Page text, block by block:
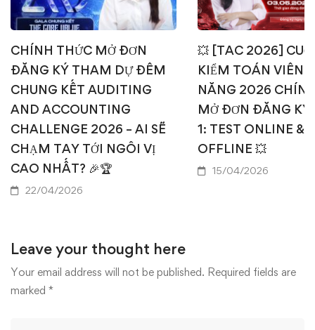
CHÍNH THỨC MỞ ĐƠN
ĐĂNG KÝ THAM DỰ ĐÊM
CHUNG KẾT AUDITING
AND ACCOUNTING
CHALLENGE 2026 – AI SẼ
CHẠM TAY TỚI NGÔI VỊ
CAO NHẤT? 🎉🏆
22/04/2026
💥 [TAC 2026]
KIỂM TOÁN VIÊN
NĂNG 2026
MỞ ĐƠN ĐĂNG KÝ
1: TEST ONLINE &
OFFLINE 💥
15/04/2026
Leave your thought here
Your email address will not be published. Required fields are
marked *